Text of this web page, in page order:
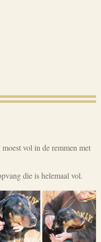
vol in de remmen met
die is helemaal vol.